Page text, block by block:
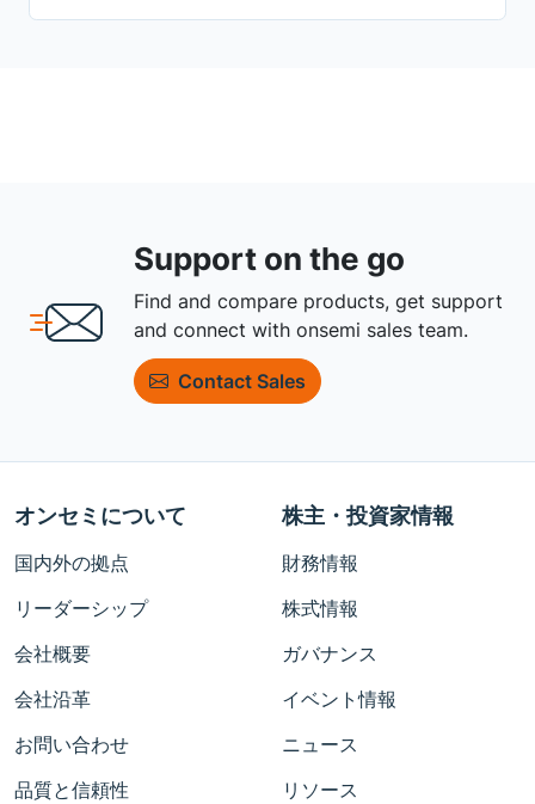
Support on the go
Find and compare products, get support
and connect with onsemi sales team.
Contact Sales
オンセミについて
国内外の拠点
リーダーシップ
会社概要
会社沿革
お問い合わせ
品質と信頼性
株主・投資家情報
財務情報
株式情報
ガバナンス
イベント情報
ニュース
リソース